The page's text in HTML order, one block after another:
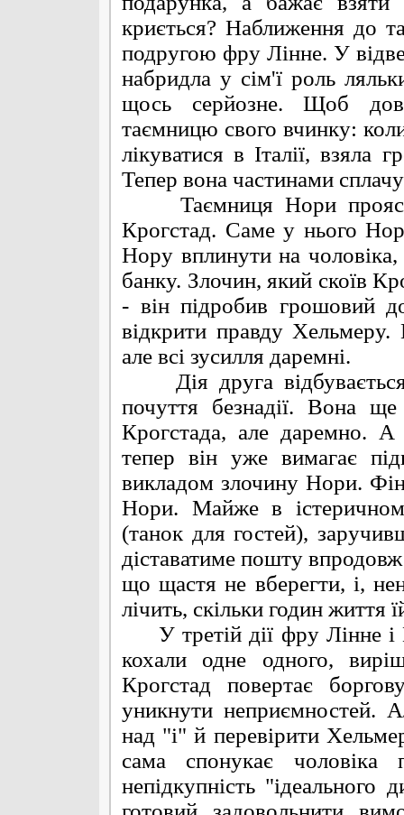
криється? Наближення до
подругою фру Лінне. У
набридла у сім'ї роль
щось серйозне. Щоб
таємницю свого вчинку:
лікуватися в Італії, взяла
Тепер вона частинами
Таємниця Нори
Крогстад. Саме у нього
Нору вплинути на
банку. Злочин, який скоїв
- він підробив грошовий
відкрити правду Хельмеру.
але всі зусилля даремні.
Дія друга
почуття безнадії. Вона
Крогстада, але даремно. А
тепер він уже вимагає
викладом злочину Нори.
Нори. Майже в
(танок для гостей),
діставатиме пошту
що щастя не вберегти, і,
лічить, скільки годин життя
У третій дії фру Лінне і
кохали одне одного,
Крогстад повертає
уникнути неприємностей.
над "і" й перевірити
сама спонукає чоловіка
непідкупність